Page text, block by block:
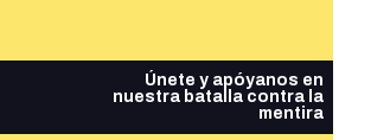
Únete y apóyanos en
nuestra batalla contra la
mentira